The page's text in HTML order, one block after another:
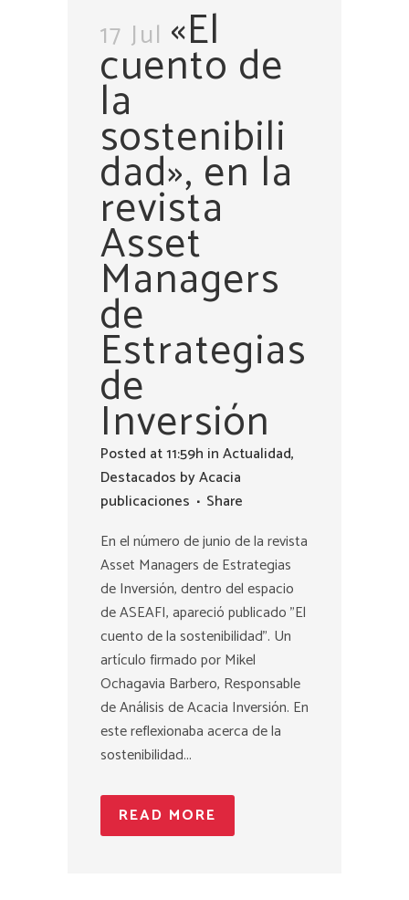
17 Jul «El
cuento de
la
sostenibili
dad», en la
revista
Asset
Managers
de
Estrategias
de
Inversión
Posted at 11:59h inActualidad,
Destacados byAcacia
publicaciones
Share
En el número de junio de la revista
Asset Managers de Estrategias
de Inversión, dentro del espacio
de ASEAFI, apareció publicado "El
cuento de la sostenibilidad". Un
artículo firmado por Mikel
Ochagavia Barbero, Responsable
de Análisis de Acacia Inversión. En
este reflexionaba acerca de la
sostenibilidad...
READ MORE